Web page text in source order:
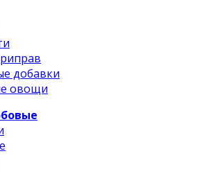
добавки
овощи